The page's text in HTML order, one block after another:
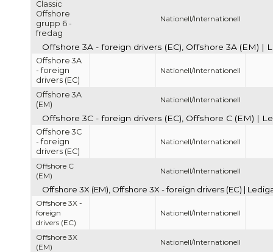
Classic
Offshore
grupp 6 -
fredag
Nationell/Internationell
Offshore 3A - foreign drivers (EC), Offshore 3A (EM) |
Offshore 3A
- foreign
drivers (EC)
Nationell/Internationell
Offshore 3A
(EM)
Nationell/Internationell
Offshore 3C - foreign drivers (EC), Offshore C (EM) |
Offshore 3C
- foreign
drivers (EC)
Nationell/Internationell
Offshore C
(EM)
Nationell/Internationell
Offshore 3X (EM), Offshore 3X - foreign drivers (EC) |
Offshore 3X -
foreign
drivers (EC)
Nationell/Internationell
Offshore 3X
(EM)
Nationell/Internationell